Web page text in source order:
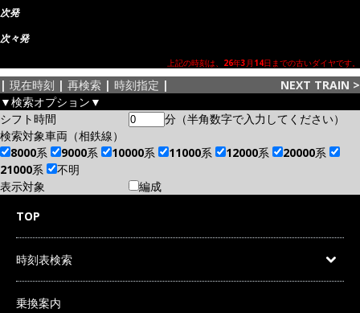
次発
次々発
上記の時刻は、26年3月14日までの古いダイヤです。
| 現在時刻 | 再検索 | 時刻指定 | NEXT TRAIN >
▼検索オプション▼
シフト時間
分（半角数字で入力してください）
検索対象車両（相鉄線）
8000系
9000系 10000系 11000系 12000系
20000系
21000系
不明
表示対象
編成
TOP
時刻表検索
乗換案内